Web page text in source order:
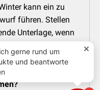
kann ein zu
führen. Stellen
Unterlage, wenn
grossen